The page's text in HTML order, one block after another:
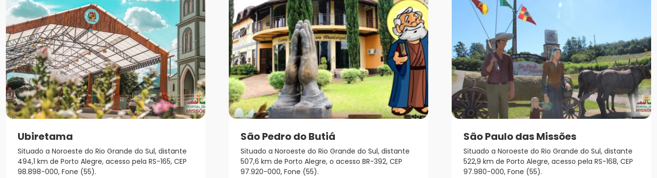
Ubiretama
Situado a Noroeste do Rio Grande do Sul, distante
494,1 km de Porto Alegre, acesso pela RS-165, CEP
98.898-000, Fone (55).
São Pedro do Butiá
Situado a Noroeste do Rio Grande do Sul, distante
507,6 km de Porto Alegre, o acesso BR-392, CEP
97.920-000, Fone (55).
São Paulo das Missões
Situado a Noroeste do Rio Grande do Sul, distante
522,9 km de Porto Alegre, acesso pela RS-168, CEP
97.980-000, Fone (55).